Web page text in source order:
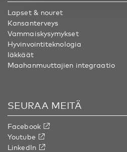
Lapset & nouret
Kansanterveys
Vammaiskysymykset
Hyvinvointiteknologia
Iäkkäät
Maahanmuuttajien integraatio
SEURAA MEITÄ
Facebook
Youtube
LinkedIn